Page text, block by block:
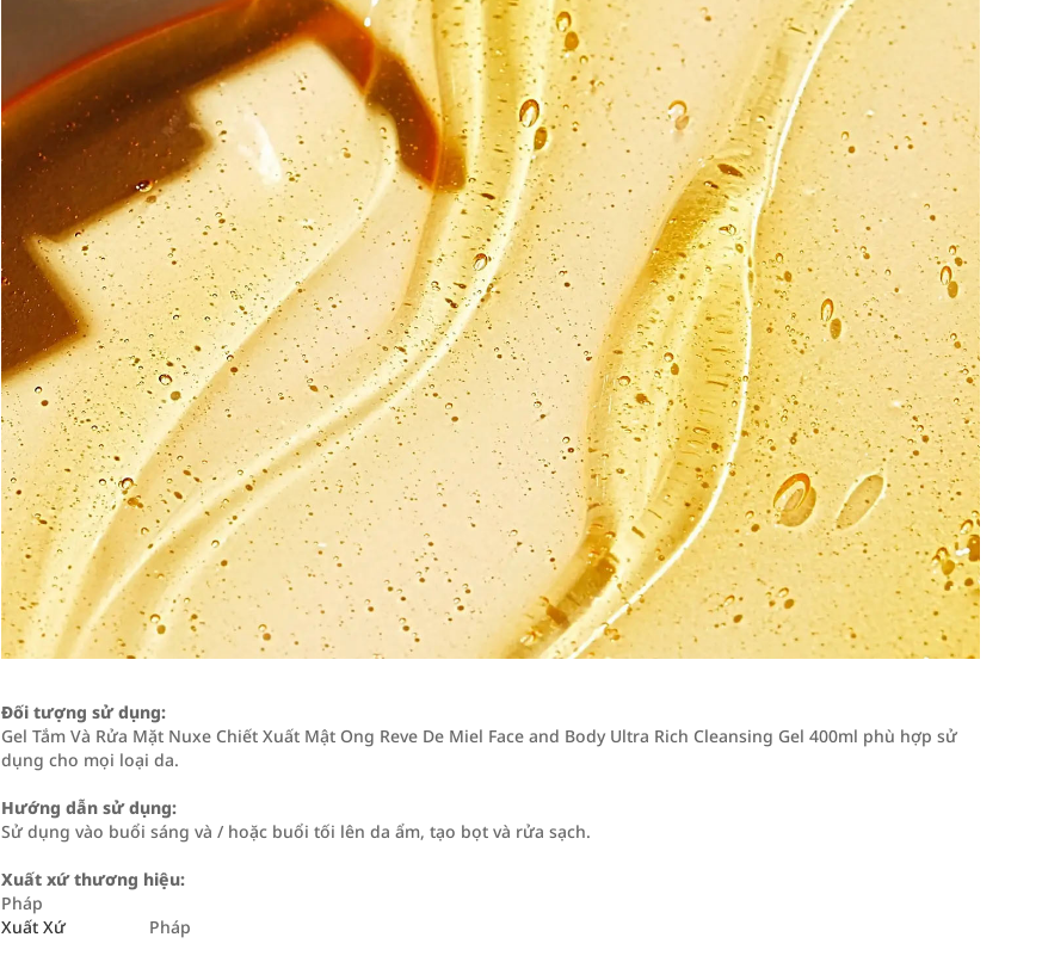
Đối tượng sử dụng:
Gel Tắm Và Rửa Mặt Nuxe Chiết Xuất Mật Ong Reve De Miel Face and Body Ultra Rich Cleansing Gel 400ml phù hợp sử
dụng cho mọi loại da.
Hướng dẫn sử dụng:
Sử dụng vào buổi sáng và / hoặc buổi tối lên da ẩm, tạo bọt và rửa sạch.
Xuất xứ thương hiệu:
Pháp
Xuất Xứ
Pháp